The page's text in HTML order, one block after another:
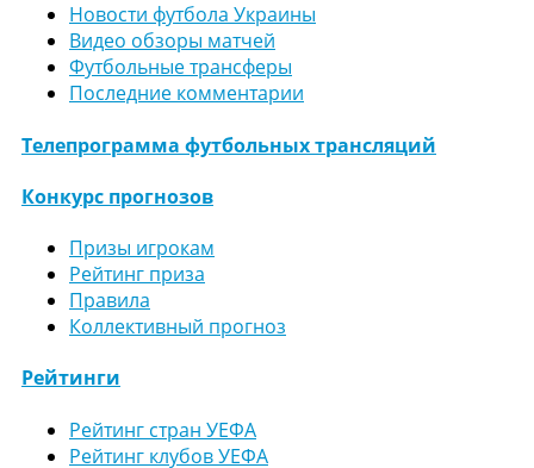
Новости футбола Украины
Видео обзоры матчей
Футбольные трансферы
Последние комментарии
Телепрограмма футбольных трансляций
Конкурс прогнозов
Призы игрокам
Рейтинг приза
Правила
Коллективный прогноз
Рейтинги
Рейтинг стран УЕФА
Рейтинг клубов УЕФА